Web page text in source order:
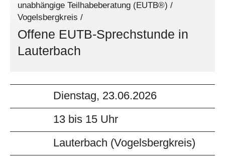
unabhängige Teilhabeberatung (EUTB®) /
Vogelsbergkreis /
Offene EUTB-Sprechstunde in
Lauterbach
Dienstag, 23.06.2026
13 bis 15 Uhr
Lauterbach (Vogelsbergkreis)